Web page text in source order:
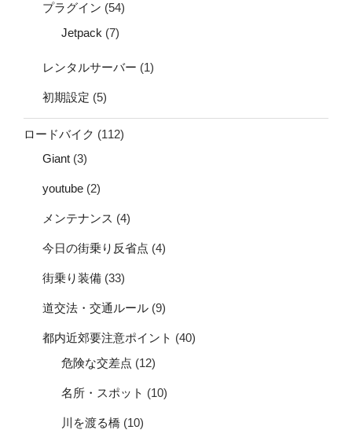
プラグイン (54)
Jetpack (7)
レンタルサーバー (1)
初期設定 (5)
ロードバイク (112)
Giant (3)
youtube (2)
メンテナンス (4)
今日の街乗り反省点 (4)
街乗り装備 (33)
道交法・交通ルール (9)
都内近郊要注意ポイント (40)
危険な交差点 (12)
名所・スポット (10)
川を渡る橋 (10)